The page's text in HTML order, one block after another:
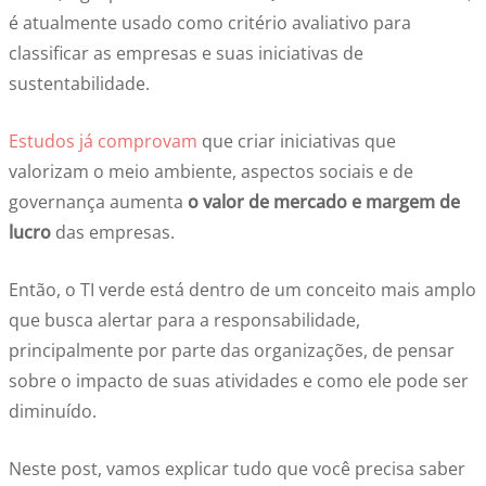
é atualmente usado como critério avaliativo para
classificar as empresas e suas iniciativas de
sustentabilidade.
Estudos já comprovam que criar iniciativas que
valorizam o meio ambiente, aspectos sociais e de
governança aumenta o valor de mercado e margem de
lucro das empresas.
Então, o TI verde está dentro de um conceito mais amplo
que busca alertar para a responsabilidade,
principalmente por parte das organizações, de pensar
sobre o impacto de suas atividades e como ele pode ser
diminuído.
Neste post, vamos explicar tudo que você precisa saber